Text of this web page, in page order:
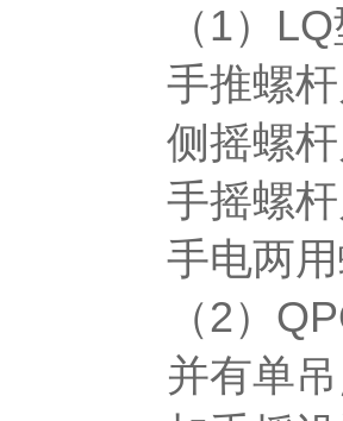
（1）
手推螺
侧摇螺
手摇螺
手电两
（2）
并有单